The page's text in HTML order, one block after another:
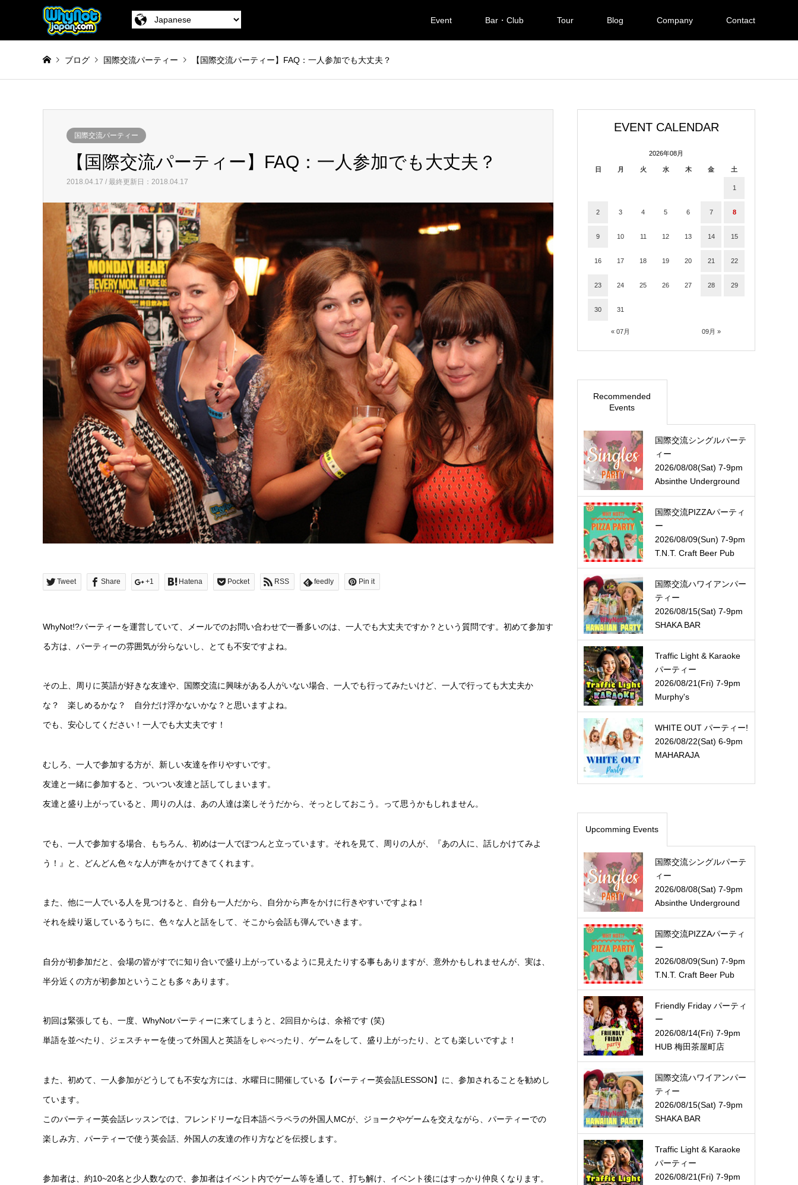
Event Bar・Club Tour Blog Company Contact
ブログ 国際交流パーティー 【国際交流パーティー】FAQ：一人参加でも大丈夫？
国際交流パーティー
【国際交流パーティー】FAQ：一人参加でも大丈夫？
2018.04.17 / 最終更新日：2018.04.17
Tweet Share +1 Hatena Pocket RSS feedly Pin it
WhyNot!?パーティーを運営していて、メールでのお問い合わせで一番多いのは、一人でも大丈夫ですか？という質問です。 初めて参加す
る方は、パーティーの雰囲気が分らないし、とても不安ですよね。
その上、周りに英語が好きな友達や、国際交流に興味がある人がいない場合、一人でも行ってみたいけど、一人で行っても大丈夫か
な？ 楽しめるかな？ 自分だけ浮かないかな？と思いますよね。
でも、安心してください！一人でも大丈夫です！
むしろ、一人で参加する方が、新しい友達を作りやすいです。
友達と一緒に参加すると、ついつい友達と話してしまいます。
友達と盛り上がっていると、周りの人は、あの人達は楽しそうだから、そっとしておこう。って思うかもしれません。
でも、一人で参加する場合、もちろん、初めは一人でぽつんと立っています。 それを見て、周りの人が、『あの人に、話しかけてみよ
う！』と、どんどん色々な人が声をかけてきてくれます。
また、他に一人でいる人を見つけると、自分も一人だから、自分から声をかけに行きやすいですよね！
それを繰り返しているうちに、色々な人と話をして、そこから会話も弾んでいきます。
自分が初参加だと、会場の皆がすでに知り合いで盛り上がっているように見えたりする事もありますが、意外かもしれませんが、 実は、
半分近くの方が初参加ということも多々あります。
初回は緊張しても、一度、WhyNotパーティーに来てしまうと、2回目からは、余裕です (笑)
単語を並べたり、ジェスチャーを使って外国人と英語をしゃべったり、ゲームをして、盛り上がったり、とても楽しいですよ！
また、初めて、一人参加がどうしても不安な方には、 水曜日に開催している 【パーティー英会話LESSON】 に、参加されることを勧めし
ています。
このパーティー英会話レッスンでは、フレンドリーな日本語ペラペラの外国人MCが、ジョークやゲームを交えながら、 パーティーでの
楽しみ方、パーティーで使う英会話、外国人の友達の作り方などを伝授します。
参加者は、約10~20名と少人数なので、参加者はイベント内でゲーム等を通して、打ち解け、イベント後にはすっかり仲良くなります。
EVENT CALENDAR
2026年08月
日 月 火 水 木 金 土
« 07月 09月 »
1
2 3 4 5 6 7 8
9 10 11 12 13 14 15
16 17 18 19 20 21 22
23 24 25 26 27 28 29
30 31
Recommended
Events
国際交流シングルパーテ
ィー
2026/08/08(Sat) 7-9pm
Absinthe Underground
国際交流PIZZAパーティ
ー
2026/08/09(Sun) 7-9pm
T.N.T. Craft Beer Pub
国際交流ハワイアンパー
ティー
2026/08/15(Sat) 7-9pm
SHAKA BAR
Traffic Light & Karaoke
パーティー
2026/08/21(Fri) 7-9pm
Murphy's
WHITE OUT パーティー!
2026/08/22(Sat) 6-9pm
MAHARAJA
Upcomming Events
国際交流シングルパーテ
ィー
2026/08/08(Sat) 7-9pm
Absinthe Underground
国際交流PIZZAパーティ
ー
2026/08/09(Sun) 7-9pm
T.N.T. Craft Beer Pub
Friendly Friday パーティ
ー
2026/08/14(Fri) 7-9pm
HUB 梅田茶屋町店
国際交流ハワイアンパー
ティー
2026/08/15(Sat) 7-9pm
SHAKA BAR
Traffic Light & Karaoke
パーティー
2026/08/21(Fri) 7-9pm